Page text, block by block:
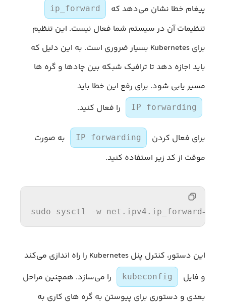
پیغام خطا نشان می‌دهد که ip_forward
تنظیمات آن در سیستم شما فعال نیست. این تنظیم
برای Kubernetes بسیار ضروری است. به این دلیل که
باید اجازه دهد تا ترافیک شبکه بین چادها و گره ها
مسیر یابی شود. برای رفع این خطا باید
IP forwarding را فعال کنید.
برای فعال کردن IP forwarding
به صورت
موقت از کد زیر استفاده کنید.
sudo sysctl -w net.ipv4. ip_forward=1
این دستور، کنترل پنل Kubernetes را راه اندازی می‌کند
و فایل
kubeconfig
را می‌سازد. همچنین مراحل
بعدی و دستوری برای پیوستن به گره های کاری به